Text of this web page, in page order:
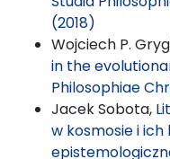
(2018)
Wojciech P.
in the
Philosophiae
Jacek Sobota,
w kosmosie i